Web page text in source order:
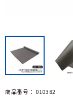
商品番号 010382